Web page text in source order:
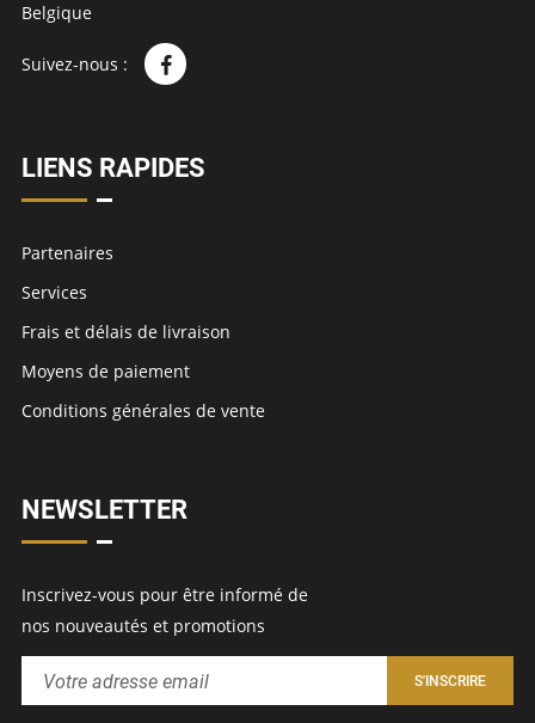
Belgique
Suivez-nous :
LIENS RAPIDES
Partenaires
Services
Frais et délais de livraison
Moyens de paiement
Conditions générales de vente
NEWSLETTER
Inscrivez-vous pour être informé de
nos nouveautés et promotions